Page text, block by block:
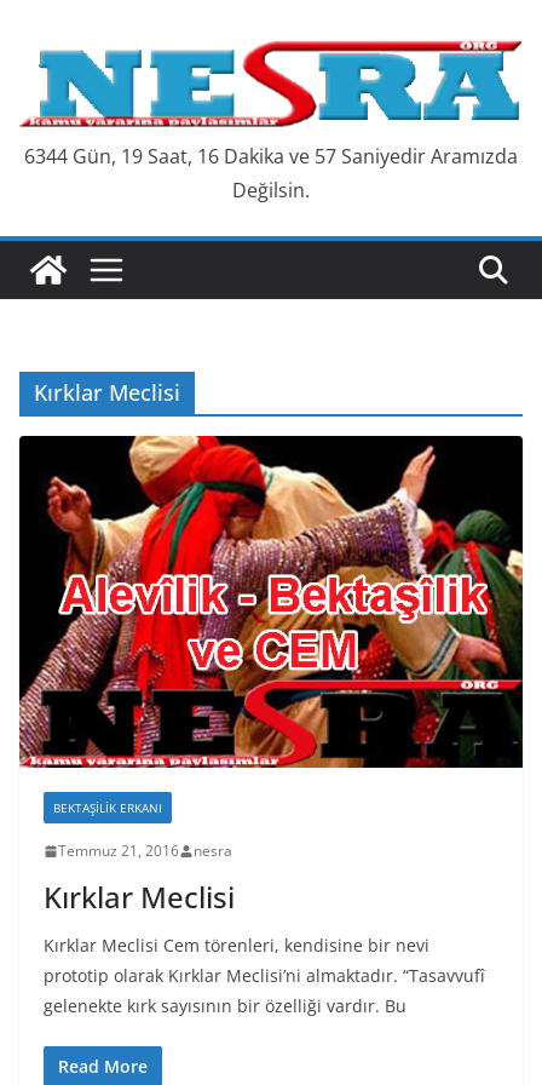
content
6344 Gün, 19 Saat, 16 Dakika ve 58 Saniyedir Aramızda
Değilsin.
Kırklar Meclisi
BEKTAŞILIK ERKANI
Temmuz 21, 2016 nesra
Kırklar Meclisi
Kırklar Meclisi Cem törenleri, kendisine bir nevi
prototip olarak Kırklar Meclisi’ni almaktadır. “Tasavvufî
gelenekte kırk sayısının bir özelliği vardır. Bu
Read More